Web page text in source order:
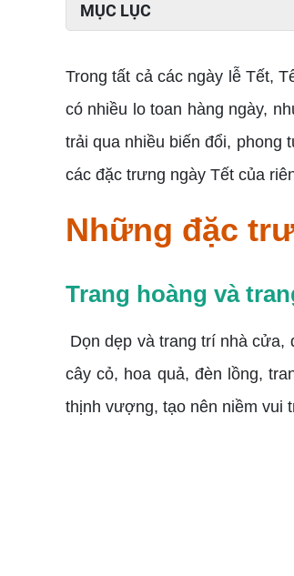
MỤC LỤC
Trong tất cả các ngày lễ Tết,
có nhiều lo toan hàng ngày,
trải qua nhiều biến đổi, phong
các đặc trưng ngày Tết của
Những đặc
Trang hoàng và
Dọn dẹp và trang trí nhà
cây cỏ, hoa quả, đèn lồng,
thịnh vượng, tạo nên niềm vui